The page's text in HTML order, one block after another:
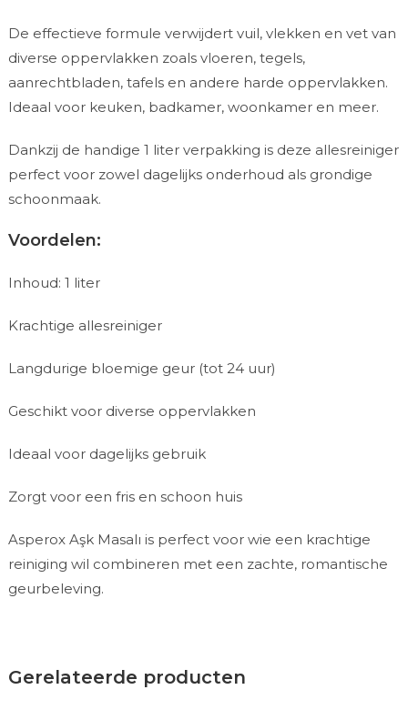
De effectieve formule verwijdert vuil, vlekken en vet van
diverse oppervlakken zoals vloeren, tegels,
aanrechtbladen, tafels en andere harde oppervlakken.
Ideaal voor keuken, badkamer, woonkamer en meer.
Dankzij de handige 1 liter verpakking is deze allesreiniger
perfect voor zowel dagelijks onderhoud als grondige
schoonmaak.
Voordelen:
Inhoud: 1 liter
Krachtige allesreiniger
Langdurige bloemige geur (tot 24 uur)
Geschikt voor diverse oppervlakken
Ideaal voor dagelijks gebruik
Zorgt voor een fris en schoon huis
Asperox Aşk Masalı is perfect voor wie een krachtige
reiniging wil combineren met een zachte, romantische
geurbeleving.
Gerelateerde producten